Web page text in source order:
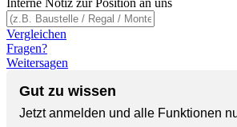
Vergleichen
Fragen?
Weitersagen
Gut zu wissen
Jetzt anmelden und alle Funktionen